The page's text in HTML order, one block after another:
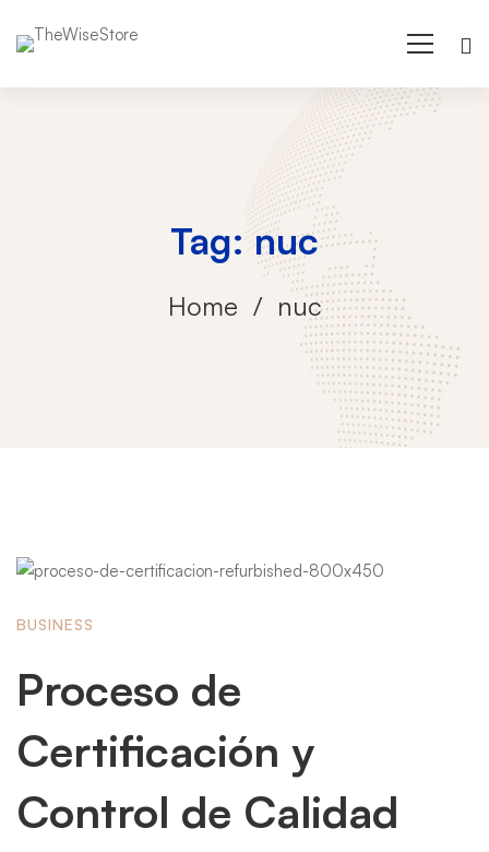
Tag: nuc
Home nuc
BUSINESS
Proceso de
Certificación y
Control de Calidad